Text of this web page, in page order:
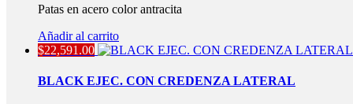
Patas en acero color antracita
Añadir al carrito
$22,591.00
BLACK EJEC. CON CREDENZA LATERAL